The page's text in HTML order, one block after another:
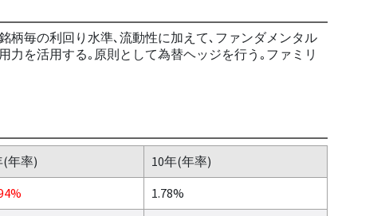
柄毎の利回り水準､流動性に加えて､ファンダメンタル
を活用する｡原則として為替ヘッジを行う｡ファミリ
(年率)
10年(年率)
1.78%